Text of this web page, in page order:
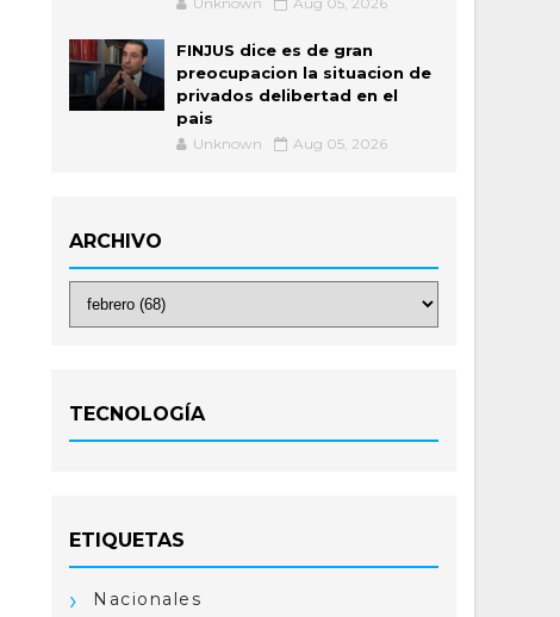
FINJUS dice es de gran
preocupacion la situacion de
privados delibertad en el
pais
Unknown Aug 05, 2026
ARCHIVO
TECNOLOGÍA
ETIQUETAS
Nacionales